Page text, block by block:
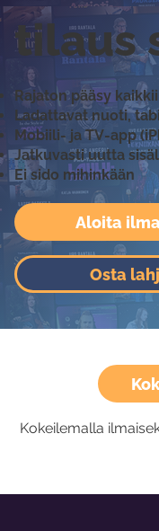
Aloita
Osta
tilaus
Rajaton pääsy
Ladattavat nuoti,
Mobiili- ja TV-app
Jatkuvasti uutta
Ei sido mihinkään
Kokeilemalla